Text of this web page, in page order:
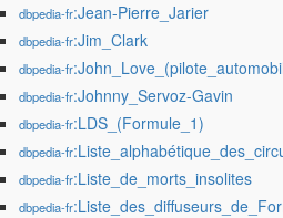
dbpedia-fr:Jean-Pierre_Jarier
dbpedia-fr:Jim_Clark
dbpedia-fr
dbpedia-fr:Johnny_Servoz-Gavin
dbpedia-fr:LDS_(Formule_1)
dbpedia-fr
dbpedia-fr:Liste_de_morts_insolites
dbpedia-fr